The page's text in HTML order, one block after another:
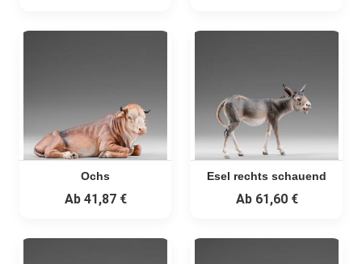
Ochs
Ab41,87 €
Esel rechts schauend
Ab61,60 €